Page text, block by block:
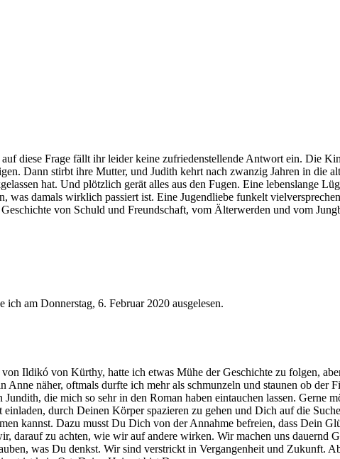
diese Frage fällt ihr leider keine zufriedenstellende Antwort ein. Die
Dann stirbt ihre Mutter, und Judith kehrt nach zwanzig Jahren in die
hat. Und plötzlich gerät alles aus den Fugen. Eine lebenslange
was damals wirklich passiert ist. Eine Jugendliebe funkelt
von Schuld und Freundschaft, vom Älterwerden und vom
am Donnerstag, 6. Februar 2020 ausgelesen.
Ildikó von Kürthy, hatte ich etwas Mühe der Geschichte zu folgen,
näher, oftmals durfte ich mehr als schmunzeln und staunen ob der
die mich so sehr in den Roman haben eintauchen lassen. Gerne
durch Deinen Körper spazieren zu gehen und Dich auf die
kannst. Dazu musst Du Dich von der Annahme befreien, dass Dein
darauf zu achten, wie wir auf andere wirken. Wir machen uns dauernd
was Du denkst. Wir sind verstrickt in Vergangenheit und Zukunft.